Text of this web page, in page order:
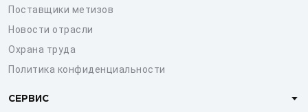
Поставщики метизов
Новости отрасли
Охрана труда
Политика конфиденциальности
СЕРВИС